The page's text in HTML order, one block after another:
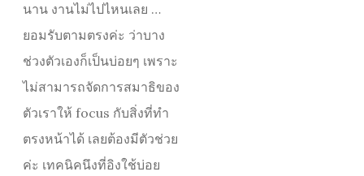
นาน งานไม่ไปไหนเลย …
ยอมรับตามตรงค่ะ ว่าบาง
ช่วงตัวเองก็เป็นบ่อยๆ เพราะ
ไม่สามารถจัดการสมาธิของ
ตัวเราให้ focus กับสิ่งที่ทำ
ตรงหน้าได้ เลยต้องมีตัวช่วย
ค่ะ เทคนิคนึงที่อิงใช้บ่อย